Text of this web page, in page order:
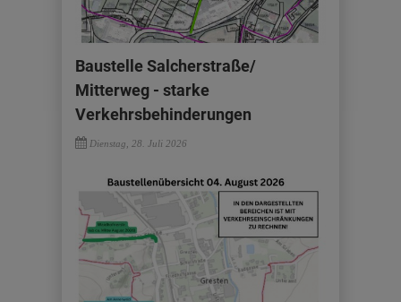
Baustelle Salcherstraße/
Mitterweg - starke
Verkehrsbehinderungen
Dienstag, 28. Juli 2026